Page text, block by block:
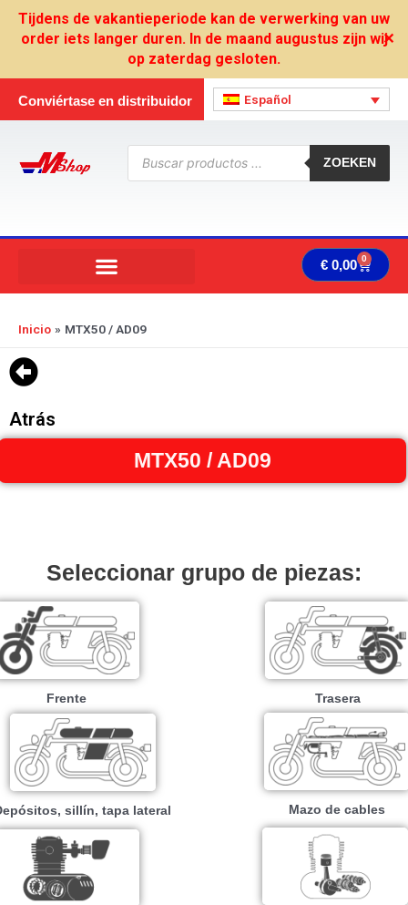
Tijdens de vakantieperiode kan de verwerking van uw
order iets langer duren. In de maand augustus zijn wij
op zaterdag gesloten.
✕
Conviértase en distribuidor Español
Búsqueda
productos
ZOEKEN
€ 0,00 0
Inicio MTX50 / AD09
Atrás
MTX50 / AD09
Seleccionar grupo de piezas:
Frente Trasera
sillín, tapa lateral Mazo de cables